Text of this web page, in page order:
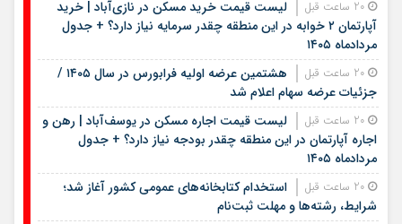
لیست قیمت خرید مسکن در نازی‌آباد | خرید
آپارتمان ۲ خوابه در این منطقه چقدر سرمایه نیاز دارد؟ + جدول
مردادماه ۱۴۰۵
هشتمین عرضه اولیه فرابورس در سال ۱۴۰۵ /
جزئیات عرضه سهام اعلام شد
لیست قیمت اجاره مسکن در یوسف‌آباد | رهن و
اجاره آپارتمان در این منطقه چقدر بودجه نیاز دارد؟ + جدول
مردادماه ۱۴۰۵
استخدام کتابخانه‌های عمومی کشور آغاز شد؛
شرایط، رشته‌ها و مهلت ثبت‌نام